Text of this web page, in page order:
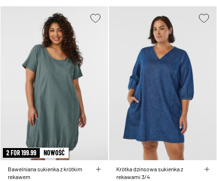
2 FOR 199.99 NOWOŚĆ
Bawelniana sukienka z krótkim
rekawem
Krótka dzinsowa sukienka z
rekawami 3/4